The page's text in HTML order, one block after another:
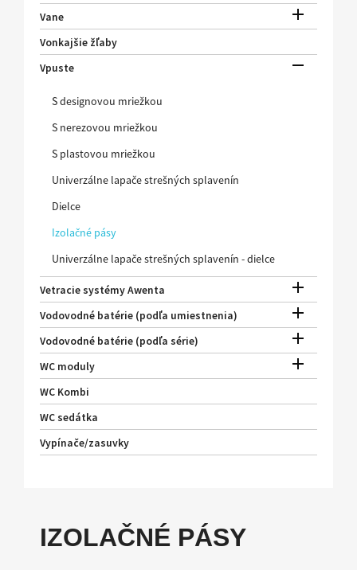
Vane

Vonkajšie žľaby
Vpuste

S designovou mriežkou
S nerezovou mriežkou
S plastovou mriežkou
Univerzálne lapače strešných splavenín
Dielce
Izolačné pásy
Univerzálne lapače strešných splavenín - dielce
Vetracie systémy Awenta 
Vodovodné batérie (podľa umiestnenia) 
Vodovodné batérie (podľa série) 
WC moduly 
WC Kombi
WC sedátka
Vypínače/zasuvky
IZOLAČNÉ PÁSY